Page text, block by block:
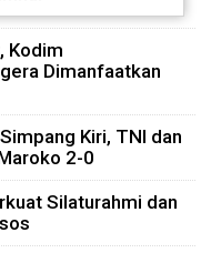
Kodim
Dimanfaatkan
Kiri, TNI dan
2-0
Silaturahmi dan